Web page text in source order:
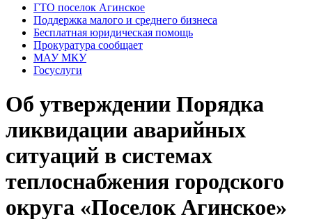
ГТО поселок Агинское
Поддержка малого и среднего бизнеса
Бесплатная юридическая помощь
Прокуратура сообщает
МАУ МКУ
Госуслуги
Об утверждении Порядка
ликвидации аварийных
ситуаций в системах
теплоснабжения городского
округа «Поселок Агинское»